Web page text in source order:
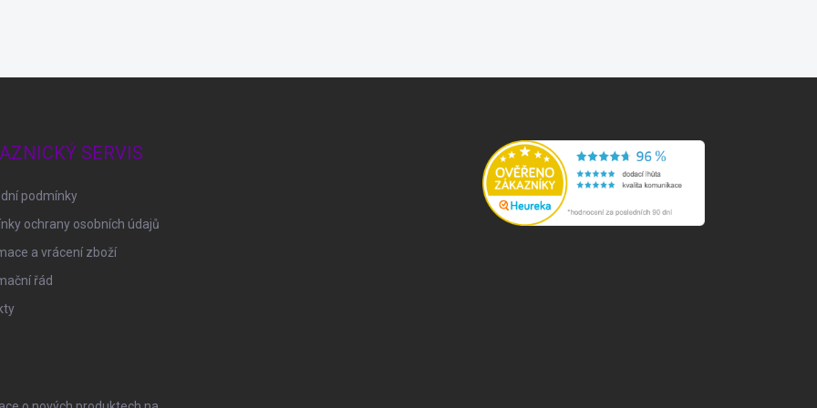
SERVIS
podmínky
ochrany osobních údajů
a vrácení zboží
řád